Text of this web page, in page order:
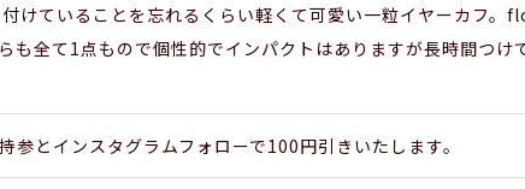
ていることを忘れるくらい軽くて可愛い一粒イヤーカフ
も全て1点もので個性的でインパクトはありますが長時間つけ
参とインスタグラムフォローで100円引きいたします。